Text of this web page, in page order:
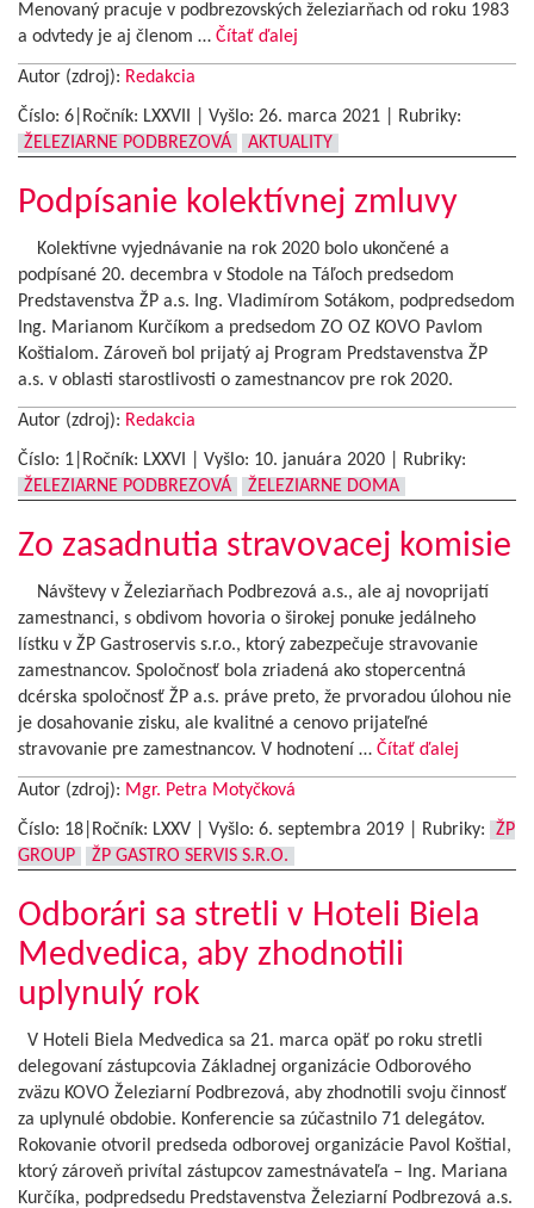
Menovaný pracuje v podbrezovských železiarňach od roku 1983
a odvtedy je aj členom … Čítať ďalej
Autor (zdroj): Redakcia
Číslo: 6|Ročník: LXXVII | Vyšlo: 26. marca 2021
Rubriky:
ŽELEZIARNE PODBREZOVÁ
AKTUALITY
Podpísanie kolektívnej zmluvy
Kolektívne vyjednávanie na rok 2020 bolo ukončené a
podpísané 20. decembra v Stodole na Táľoch predsedom
Predstavenstva ŽP a.s. Ing. Vladimírom Sotákom, podpredsedom
Ing. Marianom Kurčíkom a predsedom ZO OZ KOVO Pavlom
Koštialom. Zároveň bol prijatý aj Program Predstavenstva ŽP
a.s. v oblasti starostlivosti o zamestnancov pre rok 2020.
Autor (zdroj): Redakcia
Číslo: 1|Ročník: LXXVI | Vyšlo: 10. januára 2020
Rubriky:
ŽELEZIARNE PODBREZOVÁ
ŽELEZIARNE DOMA
Zo zasadnutia stravovacej komisie
Návštevy v Železiarňach Podbrezová a.s., ale aj novoprijatí
zamestnanci, s obdivom hovoria o širokej ponuke jedálneho
lístku v ŽP Gastroservis s.r.o., ktorý zabezpečuje stravovanie
zamestnancov. Spoločnosť bola zriadená ako stopercentná
dcérska spoločnosť ŽP a.s. práve preto, že prvoradou úlohou nie
je dosahovanie zisku, ale kvalitné a cenovo prijateľné
stravovanie pre zamestnancov. V hodnotení … Čítať ďalej
Autor (zdroj): Mgr. Petra Motyčková
Číslo: 18|Ročník: LXXV | Vyšlo: 6. septembra 2019 Rubriky:
ŽP
GROUP
ŽP GASTRO SERVIS S.R.O.
Odborári sa stretli v Hoteli Biela
Medvedica, aby zhodnotili
uplynulý rok
V Hoteli Biela Medvedica sa 21. marca opäť po roku stretli
delegovaní zástupcovia Základnej organizácie Odborového
zväzu KOVO Železiarní Podbrezová, aby zhodnotili svoju činnosť
za uplynulé obdobie. Konferencie sa zúčastnilo 71 delegátov.
Rokovanie otvoril predseda odborovej organizácie Pavol Koštial,
ktorý zároveň privítal zástupcov zamestnávateľa – Ing. Mariana
Kurčíka, podpredsedu Predstavenstva Železiarní Podbrezová a.s.